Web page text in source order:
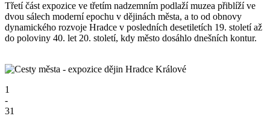
Třetí část expozice ve třetím nadzemním podlaží muzea přiblíží ve
dvou sálech moderní epochu v dějinách města, a to od obnovy
dynamického rozvoje Hradce v posledních desetiletích 19. století až
do poloviny 40. let 20. století, kdy město dosáhlo dnešních kontur.
1
-
31